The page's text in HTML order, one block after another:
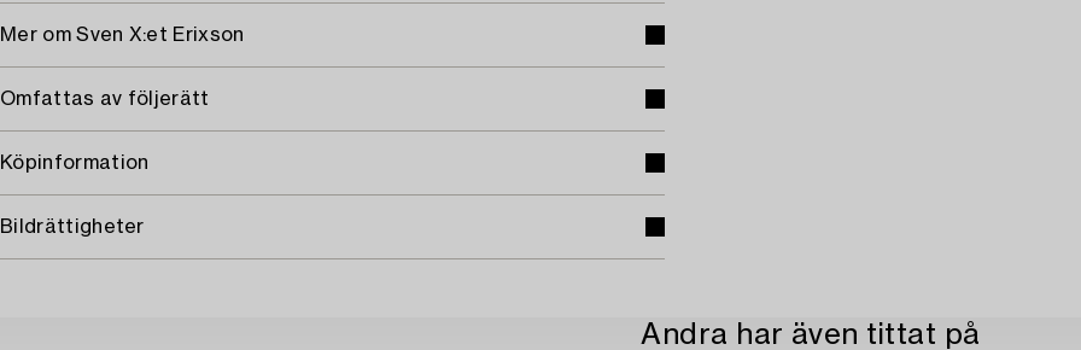
Mer om Sven X:et Erixson
Omfattas av följerätt
Köpinformation
Bildrättigheter
Andra har även tittat på